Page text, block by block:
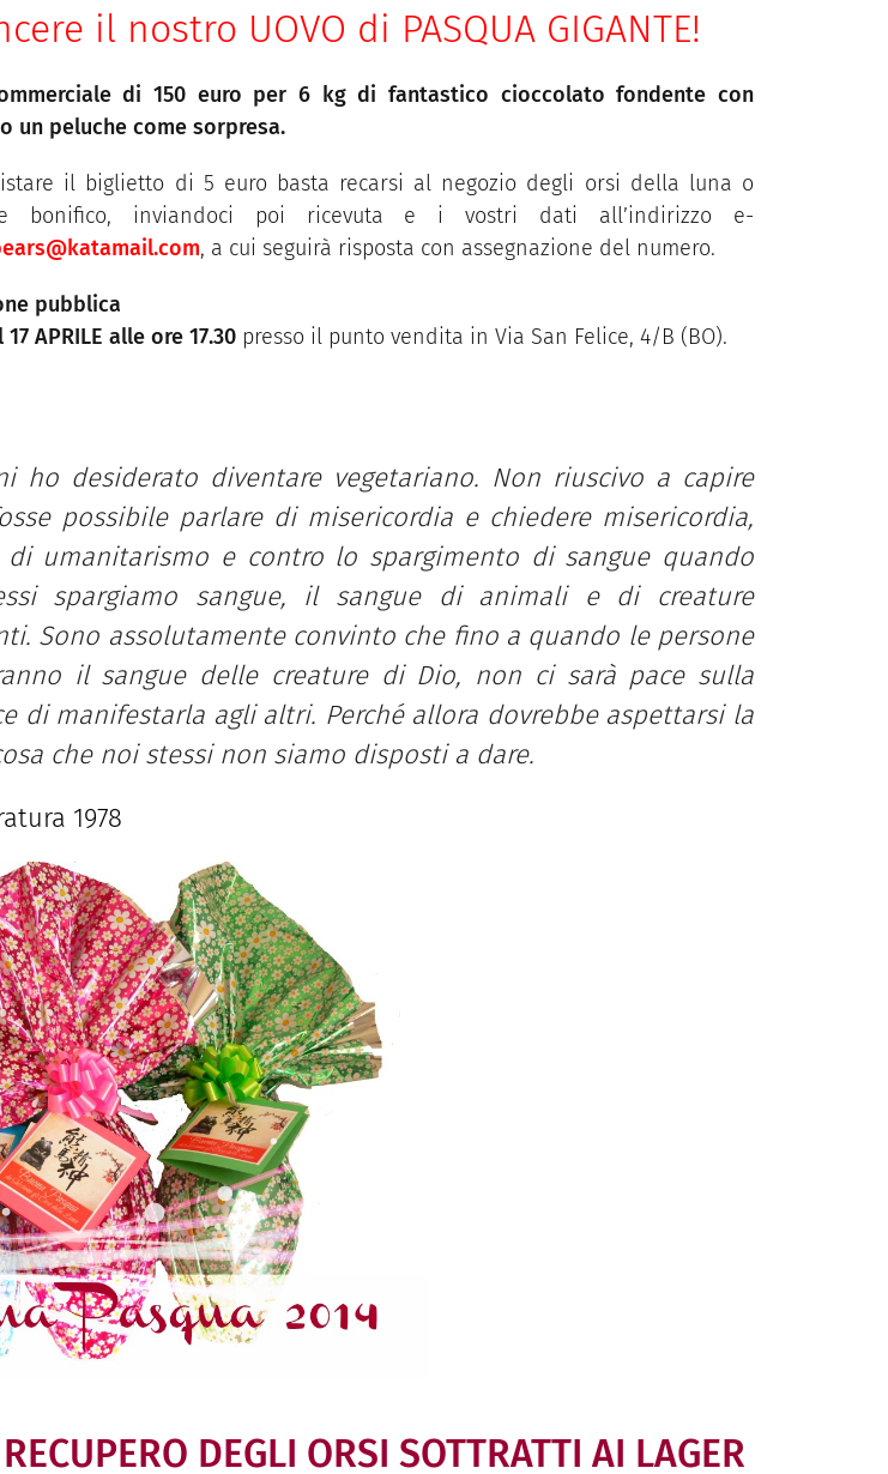
il nostro UOVO di PASQUA GIGANTE!
di 150 euro per 6 kg di fantastico cioccolato fondente con
un peluche come sorpresa.
il biglietto di 5 euro basta recarsi al negozio degli orsi della luna o
bonifico, inviandoci poi ricevuta e i vostri dati all’indirizzo e-
, a cui seguirà risposta con assegnazione del numero.
pubblica
APRILE alle ore 17.30 presso il punto vendita in Via San Felice, 4/B (BO).
ho desiderato diventare vegetariano. Non riuscivo a capire
possibile parlare di misericordia e chiedere misericordia,
di umanitarismo e contro lo spargimento di sangue quando
spargiamo sangue, il sangue di animali e di creature
Sono assolutamente convinto che fino a quando le persone
il sangue delle creature di Dio, non ci sarà pace sulla
di manifestarla agli altri. Perché allora dovrebbe aspettarsi la
che noi stessi non siamo disposti a dare.
1978
RECUPERO DEGLI ORSI SOTTRATTI AI LAGER